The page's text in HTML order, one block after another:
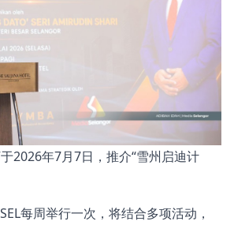
2026年7月7日，推介“雪州启迪计
每周举行一次，将结合多项活动，